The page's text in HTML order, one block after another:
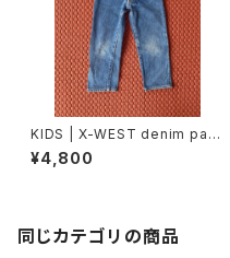
KIDS | X-WEST denim pant
s (90cm)
¥4,800
同じカテゴリの商品